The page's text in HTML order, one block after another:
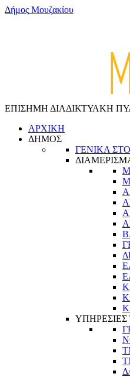
Δήμος Μουζακίου
ΕΠΙΣΗΜΗ ΔΙΑΔΙΚΤΥΑΚΗ
ΑΡΧΙΚΗ
ΔΗΜΟΣ
ΓΕΝΙΚΑ